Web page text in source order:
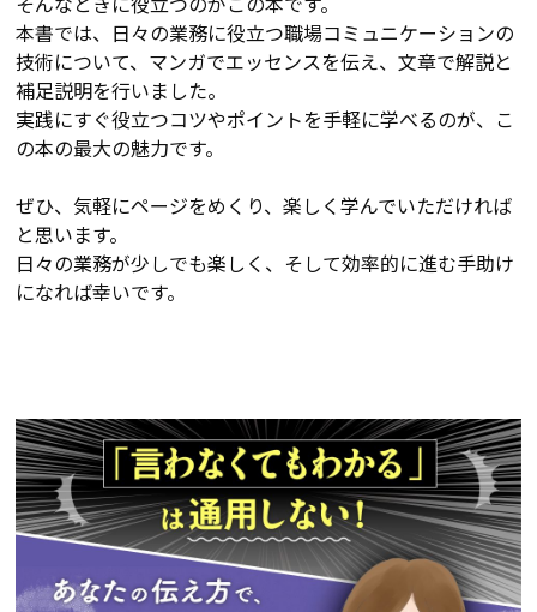
本書では、日々の業務に役立つ職場コミュニケーションの
技術について、マンガでエッセンスを伝え、文章で解説と
補足説明を行いました。
実践にすぐ役立つコツやポイントを手軽に学べるのが、こ
の本の最大の魅力です。
ぜひ、気軽にページをめくり、楽しく学んでいただければ
と思います。
日々の業務が少しでも楽しく、そして効率的に進む手助け
になれば幸いです。